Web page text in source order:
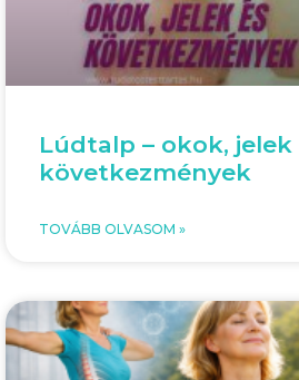
Lúdtalp – okok, jelek
következmények
TOVÁBB OLVASOM »